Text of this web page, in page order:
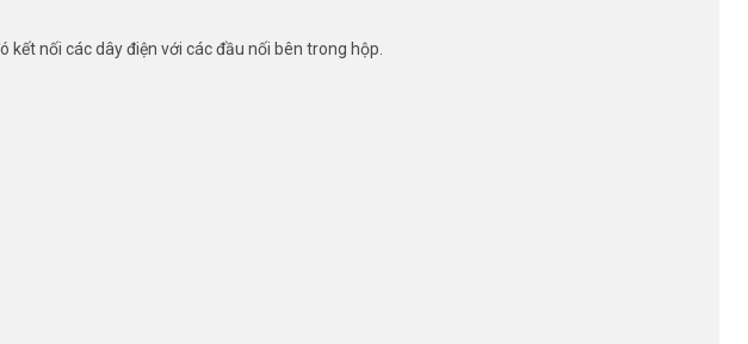
nối các dây điện với các đầu nối bên trong hộp.